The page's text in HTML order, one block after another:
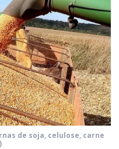
de soja, celulose, carne